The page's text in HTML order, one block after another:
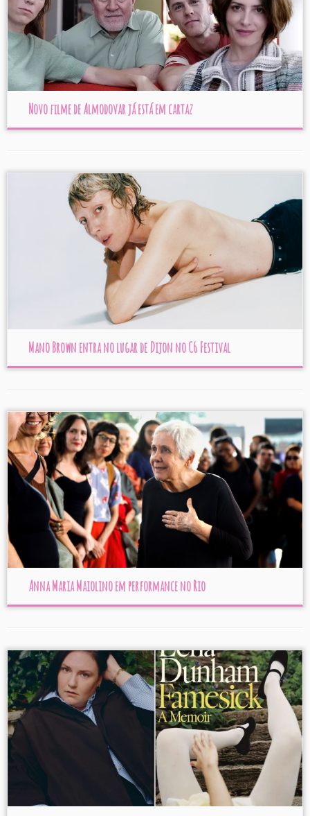
Novo filme de Almodovar já está em cartaz
Mano Brown entra no lugar de Dijon no C6 Festival
Anna Maria Maiolino em performance no Rio